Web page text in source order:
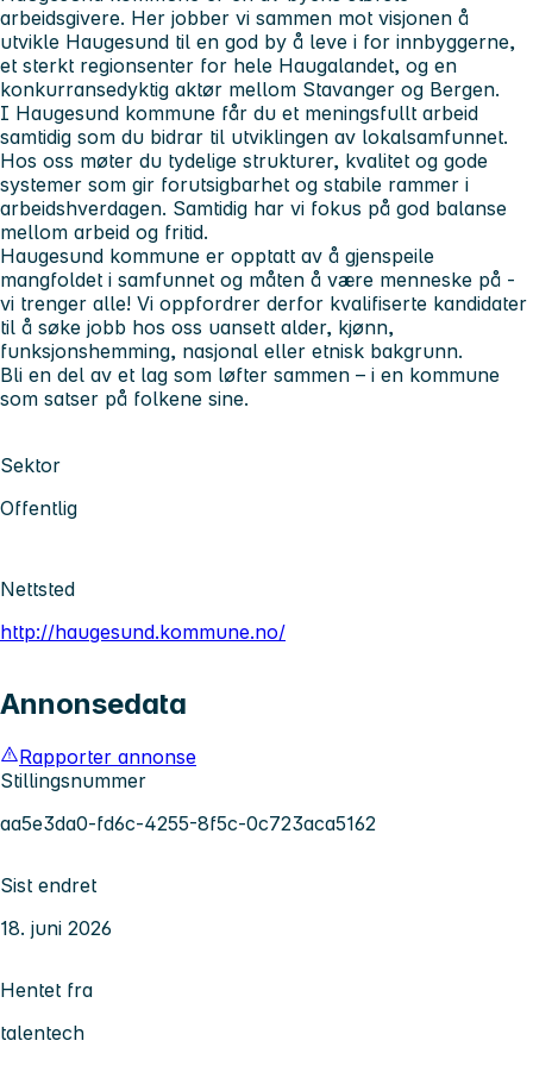
arbeidsgivere. Her jobber vi sammen mot visjonen å
utvikle Haugesund til en god by å leve i for innbyggerne,
et sterkt regionsenter for hele Haugalandet, og en
konkurransedyktig aktør mellom Stavanger og Bergen.
I Haugesund kommune får du et meningsfullt arbeid
samtidig som du bidrar til utviklingen av lokalsamfunnet.
Hos oss møter du tydelige strukturer, kvalitet og gode
systemer som gir forutsigbarhet og stabile rammer i
arbeidshverdagen. Samtidig har vi fokus på god balanse
mellom arbeid og fritid.
Haugesund kommune er opptatt av å gjenspeile
mangfoldet i samfunnet og måten å være menneske på -
vi trenger alle! Vi oppfordrer derfor kvalifiserte kandidater
til å søke jobb hos oss uansett alder, kjønn,
funksjonshemming, nasjonal eller etnisk bakgrunn.
Bli en del av et lag som løfter sammen – i en kommune
som satser på folkene sine.
Sektor
Offentlig
Nettsted
http://haugesund.kommune.no/
Annonsedata
Rapporter annonse
Stillingsnummer
aa5e3da0-fd6c-4255-8f5c-0c723aca5162
Sist endret
18. juni 2026
Hentet fra
talentech